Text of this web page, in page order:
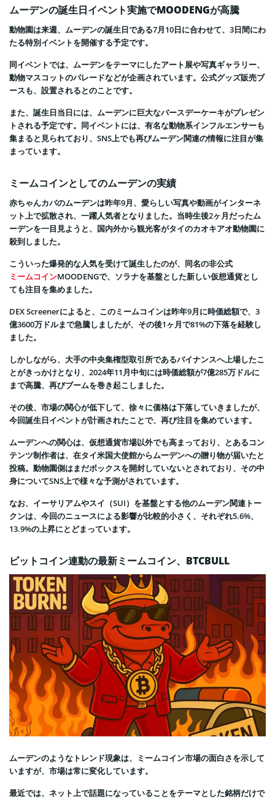
ムーデンの誕生日イベント実施でMOODENGが高騰
動物園は来週、ムーデンの誕生日である7月10日に合わせて、3日間にわ
たる特別イベントを開催する予定です。
同イベントでは、ムーデンをテーマにしたアート展や写真ギャラリー、
動物マスコットのパレードなどが企画されています。公式グッズ販売ブ
ースも、設置されるとのことです。
また、誕生日当日には、ムーデンに巨大なバースデーケーキがプレゼン
トされる予定です。同イベントには、有名な動物系インフルエンサーも
集まると見られており、SNS上でも再びムーデン関連の情報に注目が集
まっています。
ミームコインとしてのムーデンの実績
赤ちゃんカバのムーデンは昨年9月、愛らしい写真や動画がインターネ
ット上で拡散され、一躍人気者となりました。当時生後2ヶ月だったム
ーデンを一目見ようと、国内外から観光客がタイのカオキアオ動物園に
殺到しました。
こういった爆発的な人気を受けて誕生したのが、同名の非公式
ミームコインMOODENGで、ソラナを基盤とした新しい仮想通貨とし
ても注目を集めました。
DEX Screenerによると、このミームコインは昨年9月に時価総額で、3
億3600万ドルまで急騰しましたが、その後1ヶ月で81%の下落を経験し
ました。
しかしながら、大手の中央集権型取引所であるバイナンスへ上場したこ
とがきっかけとなり、2024年11月中旬には時価総額が7億285万ドルに
まで高騰、再びブームを巻き起こしました。
その後、市場の関心が低下して、徐々に価格は下落していきましたが、
今回誕生日イベントが計画されたことで、再び注目を集めています。
ムーデンへの関心は、仮想通貨市場以外でも高まっており、とあるコン
テンツ制作者は、在タイ米国大使館からムーデンへの贈り物が届いたと
投稿。動物園側はまだボックスを開封していないとされており、その中
身についてSNS上で様々な予測がされています。
なお、イーサリアムやスイ（SUI）を基盤とする他のムーデン関連トー
クンは、今回のニュースによる影響が比較的小さく、それぞれ5.6%、
13.9%の上昇にとどまっています。
ビットコイン連動の最新ミームコイン、BTCBULL
ムーデンのようなトレンド現象は、ミームコイン市場の面白さを示して
いますが、市場は常に変化しています。
最近では、ネット上で話題になっていることをテーマとした銘柄だけで